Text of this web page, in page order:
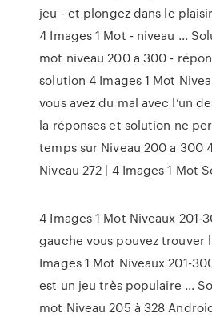
jeu - et plongez dans le
4 Images 1 Mot - niveau ...
mot niveau 200 a 300 -
solution 4 Images 1 Mot
vous avez du mal avec l’un
la réponses et solution ne
temps sur Niveau 200 a 300
Niveau 272 | 4 Images 1 Mot
4 Images 1 Mot Niveaux 201-
gauche vous pouvez trouver
Images 1 Mot Niveaux 201-
est un jeu très populaire ...
mot Niveau 205 à 328